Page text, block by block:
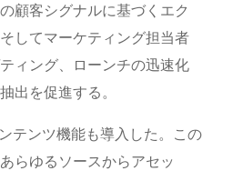
顧客シグナルに基づくエク
してマーケティング担当者
ィング、ローンチの迅速化
出を促進する。
テンツ機能も導入した。この
らゆるソースからアセッ